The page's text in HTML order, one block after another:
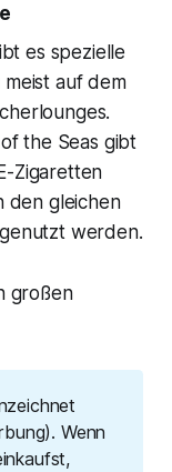
es spezielle
auf dem
the Seas gibt
Zigaretten
den gleichen
werden.
großen
Wenn